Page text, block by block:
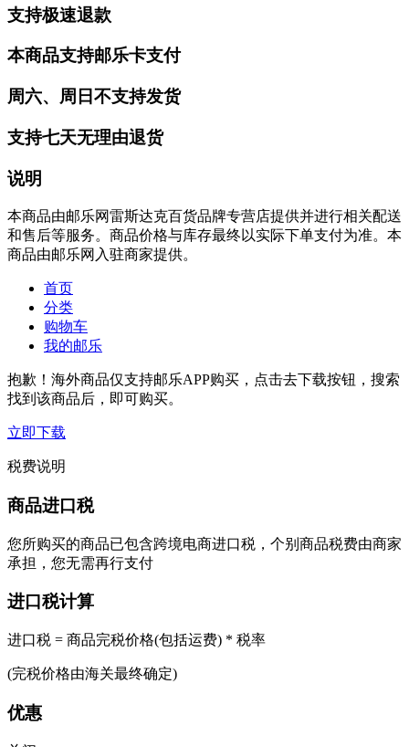
支持极速退款
本商品支持邮乐卡支付
周六、周日不支持发货
支持七天无理由退货
说明
本商品由邮乐网雷斯达克百货品牌专营店提供并进行相关配送
和售后等服务。商品价格与库存最终以实际下单支付为准。本
商品由邮乐网入驻商家提供。
首页
分类
购物车
我的邮乐
抱歉！海外商品仅支持邮乐APP购买，点击去下载按钮，搜索
找到该商品后，即可购买。
立即下载
税费说明
商品进口税
您所购买的商品已包含跨境电商进口税，个别商品税费由商家
承担，您无需再行支付
进口税计算
进口税 = 商品完税价格(包括运费) * 税率
(完税价格由海关最终确定)
优惠